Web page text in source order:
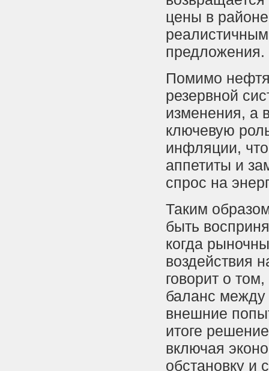
цены в
предложения.
Помимо
резервной
изменения, а
ключевую
инфляции,
аппетиты и
спрос на
Таким
быть
когда
воздействия
говорит о
баланс
внешние
итоге
включая
обстановку и